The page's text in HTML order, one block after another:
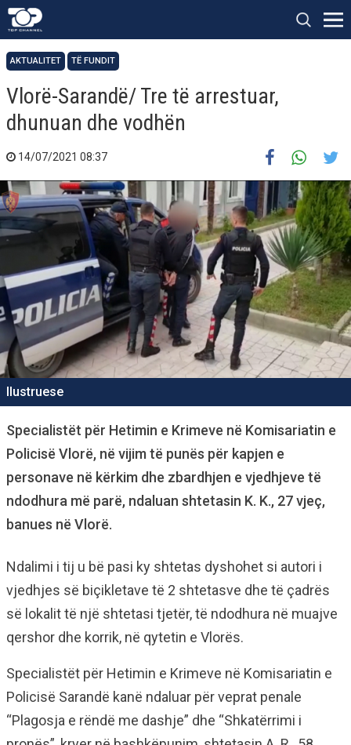
AKTUALITET TË FUNDIT
Vlorë-Sarandë/ Tre të arrestuar,
dhunuan dhe vodhën
14/07/2021 08:37
Ilustruese
Specialistët për Hetimin e Krimeve në Komisariatin e
Policisë Vlorë, në vijim të punës për kapjen e
personave në kërkim dhe zbardhjen e vjedhjeve të
ndodhura më parë, ndaluan shtetasin K. K., 27 vjeç,
banues në Vlorë.
Ndalimi i tij u bë pasi ky shtetas dyshohet si autori i
vjedhjes së biçikletave të 2 shtetasve dhe të çadrës
së lokalit të një shtetasi tjetër, të ndodhura në muajve
qershor dhe korrik, në qytetin e Vlorës.
Specialistët për Hetimin e Krimeve në Komisariatin e
Policisë Sarandë kanë ndaluar për veprat penale
“Plagosja e rëndë me dashje” dhe “Shkatërrimi i